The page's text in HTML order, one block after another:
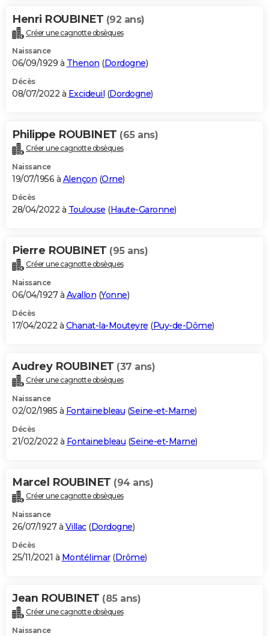
Henri ROUBINET (92 ans)
Créer une cagnotte obsèques
Naissance
06/09/1929 à Thenon (Dordogne)
Décès
08/07/2022 à Excideuil (Dordogne)
Philippe ROUBINET (65 ans)
Créer une cagnotte obsèques
Naissance
19/07/1956 à Alençon (Orne)
Décès
28/04/2022 à Toulouse (Haute-Garonne)
Pierre ROUBINET (95 ans)
Créer une cagnotte obsèques
Naissance
06/04/1927 à Avallon (Yonne)
Décès
17/04/2022 à Chanat-la-Mouteyre (Puy-de-Dôme)
Audrey ROUBINET (37 ans)
Créer une cagnotte obsèques
Naissance
02/02/1985 à Fontainebleau (Seine-et-Marne)
Décès
21/02/2022 à Fontainebleau (Seine-et-Marne)
Marcel ROUBINET (94 ans)
Créer une cagnotte obsèques
Naissance
26/07/1927 à Villac(Dordogne)
Décès
25/11/2021 à Montélimar(Drôme)
Jean ROUBINET (85 ans)
Créer une cagnotte obsèques
Naissance